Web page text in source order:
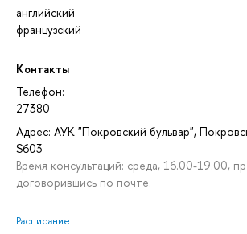
английский
французский
Контакты
Телефон:
27380
Адрес: АУК "Покровский бульвар",
S603
Время консультаций: среда, 16.00-19.00,
договорившись по почте.
Расписание